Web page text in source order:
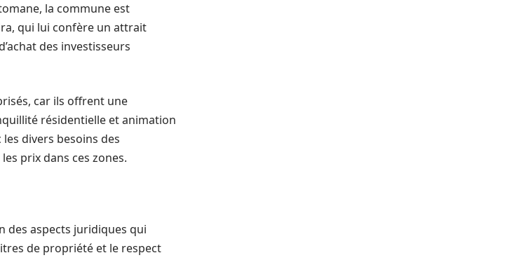
la commune est
qui lui confère un attrait
des investisseurs
car ils offrent une
résidentielle et animation
divers besoins des
prix dans ces zones.
des aspects juridiques qui
de propriété et le respect